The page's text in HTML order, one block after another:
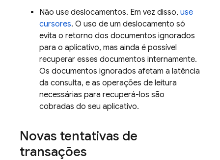
Não use deslocamentos. Em vez disso, use
cursores. O uso de um deslocamento só
evita o retorno dos documentos ignorados
para o aplicativo, mas ainda é possível
recuperar esses documentos internamente.
Os documentos ignorados afetam a latência
da consulta, e as operações de leitura
necessárias para recuperá-los são
cobradas do seu aplicativo.
Novas tentativas de
transações